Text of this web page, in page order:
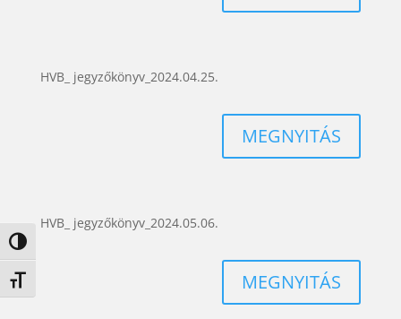
Nagy kontraszt váltása
Betűméret váltása
HVB_ jegyzőkönyv_2024.04.25.
MEGNYITÁS
HVB_ jegyzőkönyv_2024.05.06.
MEGNYITÁS